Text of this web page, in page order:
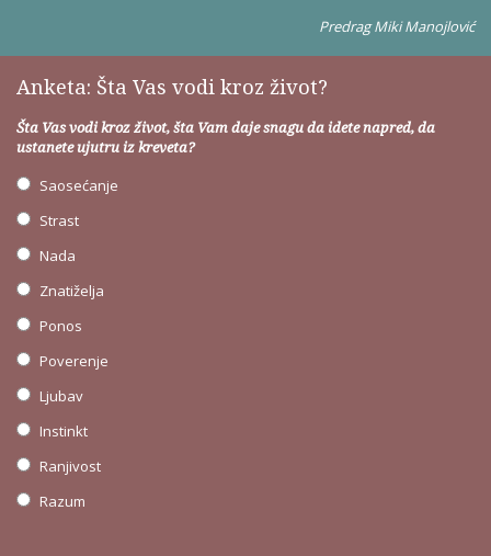
Predrag Miki Manojlović
Anketa: Šta Vas vodi kroz život?
Šta Vas vodi kroz život, šta Vam daje snagu da idete napred, da
ustanete ujutru iz kreveta?
Saosećanje
Strast
Nada
Znatiželja
Ponos
Poverenje
Ljubav
Instinkt
Ranjivost
Razum